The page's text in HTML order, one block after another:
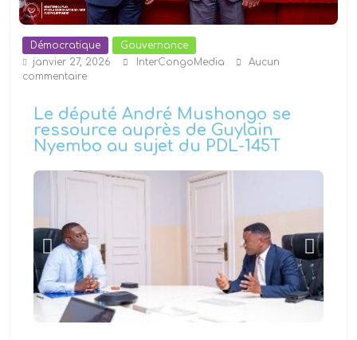
Démocratique
Gouvernance
janvier 27, 2026
InterCongoMedia
Aucun
commentaire
Le député André Mushongo se
ressource auprès de Guylain
Nyembo au sujet du PDL-145T